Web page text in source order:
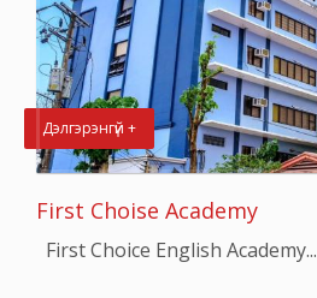
Дэлгэрэнгүй +
First Choise Academy
First Choice English Academy...